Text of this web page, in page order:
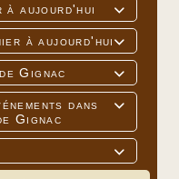

aujourd'hui

à aujourd'hui

Gignac

dans
Gignac
